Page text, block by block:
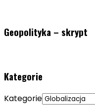
Geopolityka – skrypt
Kategorie
Kategorie